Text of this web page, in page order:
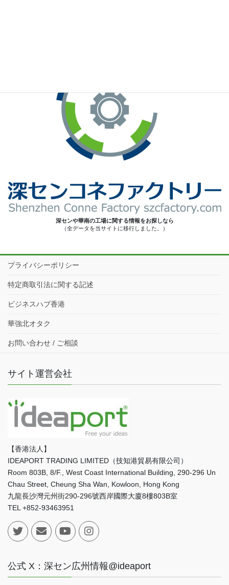
深センや華南の工場に関する情報をお探しなら
（全データを当サイトに移行しました。）
プライバシーポリシー
特定商取引法に関する記述
ビジネスハブ香港
華強北オタク
お問い合わせ / ご相談
サイト運営会社
【香港法人】
IDEAPORT TRADING LIMITED（技知港貿易有限公司）
Room 803B, 8/F., West Coast International Building, 290-296 Un
Chau Street, Cheung Sha Wan, Kowloon, Hong Kong
九龍長沙灣元州街290-296號西岸國際大廈8樓803B室
TEL +852-93463951
公式 X：深セン広州情報@ideaport